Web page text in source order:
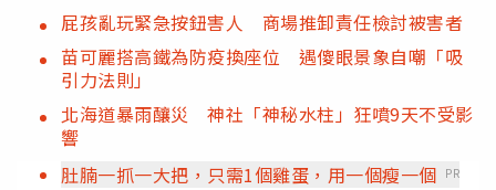
屁孩亂玩緊急按鈕害人 商場推卸責任檢討被害者
苗可麗搭高鐵為防疫換座位 遇傻眼景象自嘲「吸
引力法則」
北海道暴雨釀災 神社「神秘水柱」狂噴9天不受影
響
肚腩一抓一大把，只需1個雞蛋，用一個瘦一個 PR